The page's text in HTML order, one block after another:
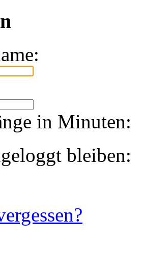
in Minuten:
bleiben: